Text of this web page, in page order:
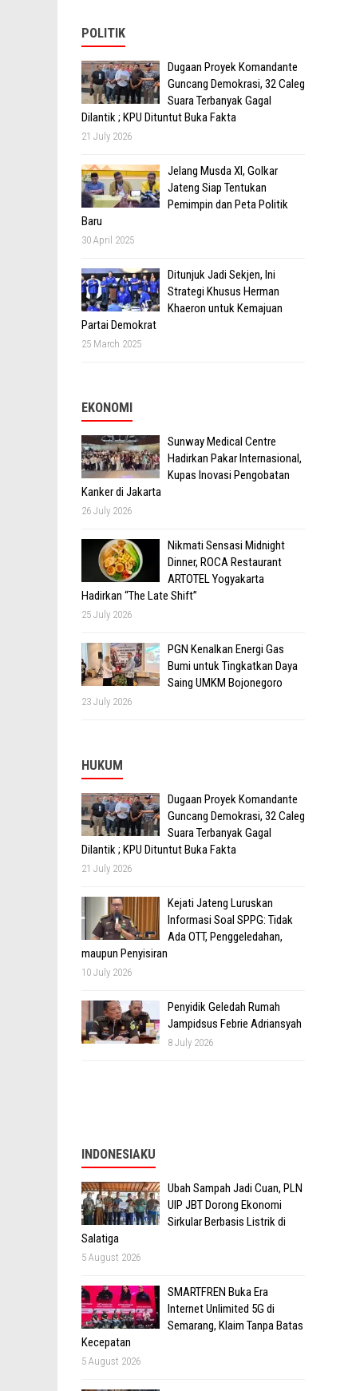
POLITIK
Dugaan Proyek Komandante
Guncang Demokrasi, 32 Caleg
Suara Terbanyak Gagal
Dilantik ; KPU Dituntut Buka Fakta
21 July 2026
Jelang Musda XI, Golkar
Jateng Siap Tentukan
Pemimpin dan Peta Politik
Baru
30 April 2025
Ditunjuk Jadi Sekjen, Ini
Strategi Khusus Herman
Khaeron untuk Kemajuan
Partai Demokrat
25 March 2025
EKONOMI
Sunway Medical Centre
Hadirkan Pakar Internasional,
Kupas Inovasi Pengobatan
Kanker di Jakarta
26 July 2026
Nikmati Sensasi Midnight
Dinner, ROCA Restaurant
ARTOTEL Yogyakarta
Hadirkan “The Late Shift”
25 July 2026
PGN Kenalkan Energi Gas
Bumi untuk Tingkatkan Daya
Saing UMKM Bojonegoro
23 July 2026
HUKUM
Dugaan Proyek Komandante
Guncang Demokrasi, 32 Caleg
Suara Terbanyak Gagal
Dilantik ; KPU Dituntut Buka Fakta
21 July 2026
Kejati Jateng Luruskan
Informasi Soal SPPG: Tidak
Ada OTT, Penggeledahan,
maupun Penyisiran
10 July 2026
Penyidik Geledah Rumah
Jampidsus Febrie Adriansyah
8 July 2026
INDONESIAKU
Ubah Sampah Jadi Cuan, PLN
UIP JBT Dorong Ekonomi
Sirkular Berbasis Listrik di
Salatiga
5 August 2026
SMARTFREN Buka Era
Internet Unlimited 5G di
Semarang, Klaim Tanpa Batas
Kecepatan
5 August 2026